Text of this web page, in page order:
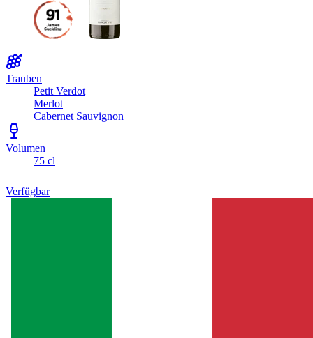
Trauben
Petit Verdot
Merlot
Cabernet Sauvignon
Volumen
75 cl
Verfügbar